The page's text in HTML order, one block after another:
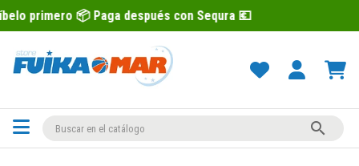
📦 Paga después con Sequra 💶
